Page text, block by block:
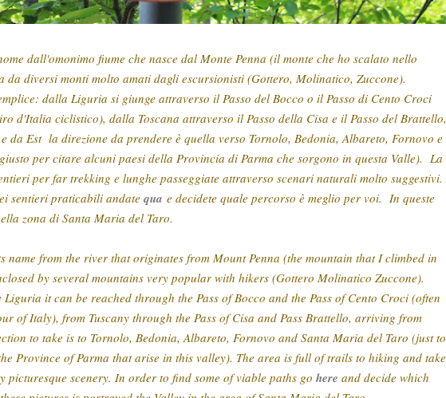
dall'omonimo fiume che nasce dal Monte Penna (il monte che ho scalato nello
da diversi monti molto amati dagli escursionisti (Gottero, Molinatico, Zuccone).
dalla Liguria si giunge attraverso il Passo del Bocco o il Passo di Cento Croci
d'Italia ciclistico), dalla Toscana attraverso il Passo della Cisa e il Passo del Brattello,
da Est la direzione da prendere è quella verso Tornolo, Bedonia, Albareto, Fornovo e
per citare alcuni paesi della Provincia di Parma che sorgono in questa Valle). La
per far trekking e lunghe passeggiate attraverso scenari naturali molto suggestivi.
sentieri praticabili andate qua e decidete quale percorso è meglio per voi. In queste
zona di Santa Maria del Taro.
name from the river that originates from Mount Penna (the mountain that I climbed in
by several mountains very popular with hikers (Gottero Molinatico Zuccone).
Liguria it can be reached through the Pass of Bocco and the Pass of Cento Croci (often
of Italy), from Tuscany through the Pass of Cisa and Pass Brattello, arriving from
to take is to Tornolo, Bedonia, Albareto, Fornovo and Santa Maria del Taro (just to
Province of Parma that arise in this valley). The area is full of trails to hiking and take
picturesque scenery. In order to find some of viable paths go here and decide which